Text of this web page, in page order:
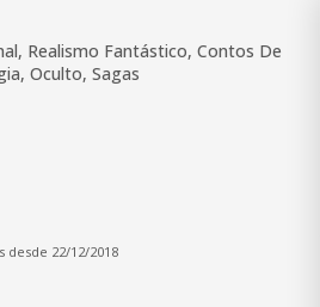
Realismo Fantástico, Contos De
Oculto, Sagas
desde 22/12/2018